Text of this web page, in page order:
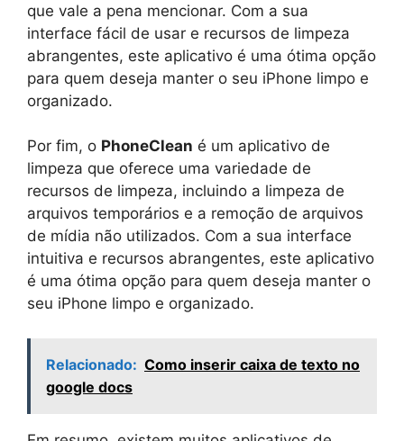
que vale a pena mencionar. Com a sua
interface fácil de usar e recursos de limpeza
abrangentes, este aplicativo é uma ótima opção
para quem deseja manter o seu iPhone limpo e
organizado.
Por fim, o PhoneClean é um aplicativo de
limpeza que oferece uma variedade de
recursos de limpeza, incluindo a limpeza de
arquivos temporários e a remoção de arquivos
de mídia não utilizados. Com a sua interface
intuitiva e recursos abrangentes, este aplicativo
é uma ótima opção para quem deseja manter o
seu iPhone limpo e organizado.
Relacionado: Como inserir caixa de texto no
google docs